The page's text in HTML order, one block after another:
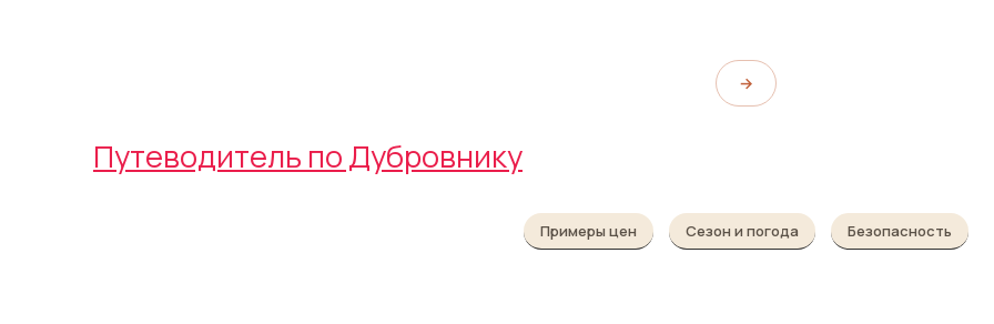
→
Путеводитель по Дубровнику
Примеры цен Сезон и погода Безопасность